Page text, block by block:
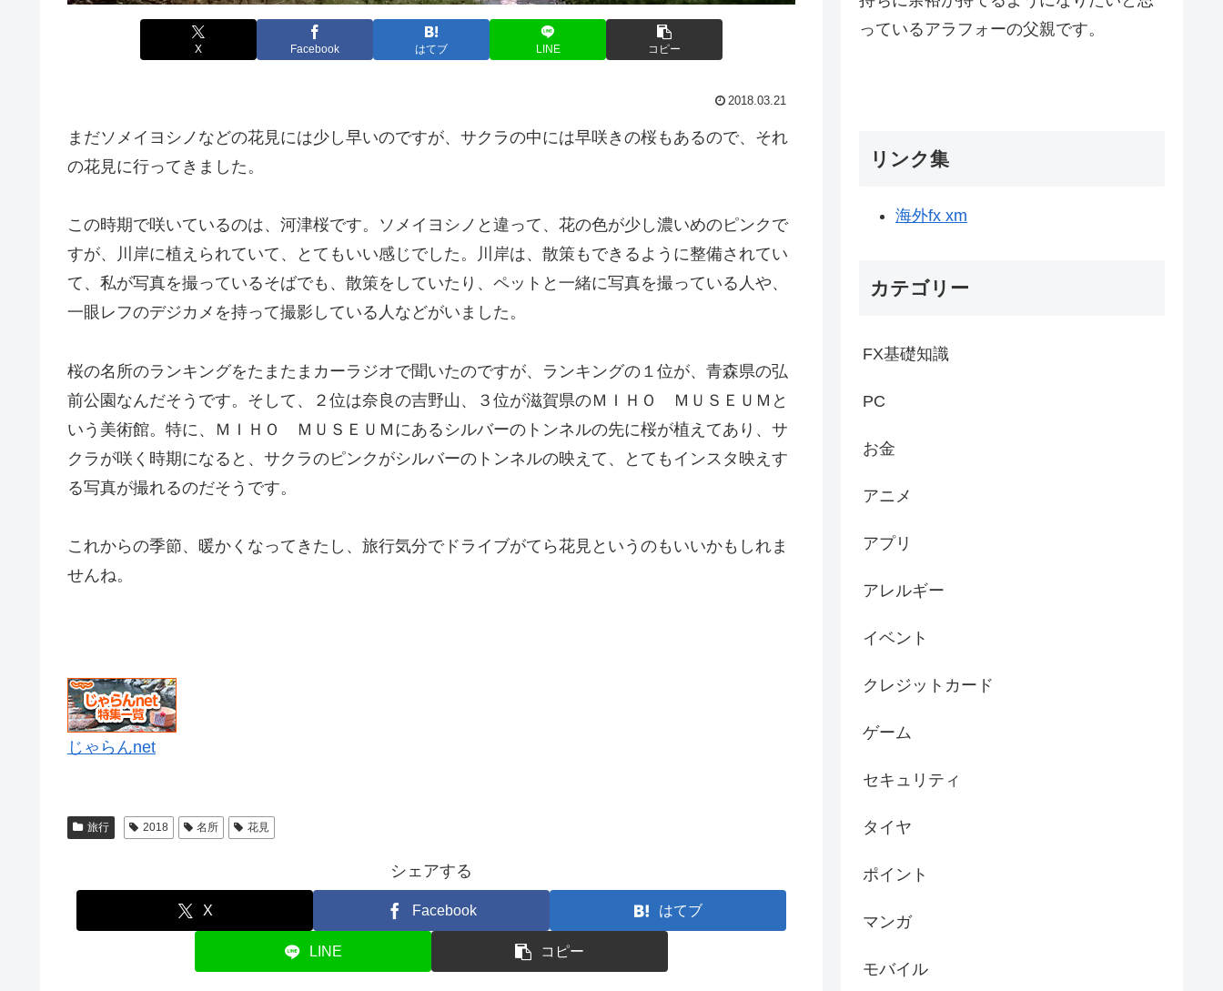
X Facebook はてブ LINE コピー
2018.03.21
まだソメイヨシノなどの花見には少し早いのですが、サクラの中には早咲きの桜もあるので、それ
の花見に行ってきました。
この時期で咲いているのは、河津桜です。ソメイヨシノと違って、花の色が少し濃いめのピンクで
すが、川岸に植えられていて、とてもいい感じでした。川岸は、散策もできるように整備されてい
て、私が写真を撮っているそばでも、散策をしていたり、ペットと一緒に写真を撮っている人や、
一眼レフのデジカメを持って撮影している人などがいました。
桜の名所のランキングをたまたまカーラジオで聞いたのですが、ランキングの１位が、青森県の弘
前公園なんだそうです。そして、２位は奈良の吉野山、３位が滋賀県のＭＩＨＯ ＭＵＳＥＵＭと
いう美術館。特に、ＭＩＨＯ ＭＵＳＥＵＭにあるシルバーのトンネルの先に桜が植えてあり、サ
クラが咲く時期になると、サクラのピンクがシルバーのトンネルの映えて、とてもインスタ映えす
る写真が撮れるのだそうです。
これからの季節、暖かくなってきたし、旅行気分でドライブがてら花見というのもいいかもしれま
せんね。
じゃらんnet
旅行 2018 名所 花見
シェアする
X Facebook はてブ
LINE コピー
っているアラフォーの父親です。
リンク集
海外fx xm
カテゴリー
FX基礎知識
PC
お金
アニメ
アプリ
アレルギー
イベント
クレジットカード
ゲーム
セキュリティ
タイヤ
ポイント
マンガ
モバイル